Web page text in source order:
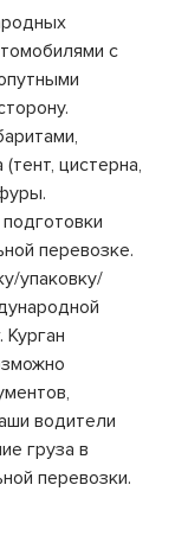
с
цистерна,
перевозке.
упаковку/
Курган
водители
груза в
перевозки.